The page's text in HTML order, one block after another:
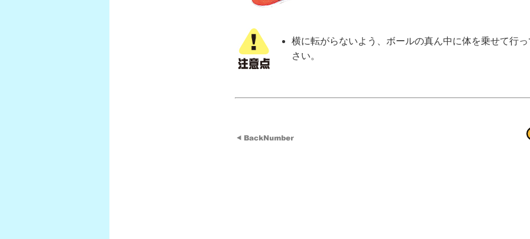
横に転がらないよう、ボールの真ん中に体を乗せて行
さい。